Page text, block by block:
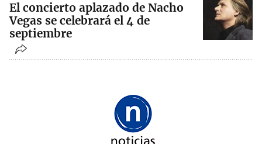
El concierto aplazado de Nacho
Vegas se celebrará el 4 de
septiembre